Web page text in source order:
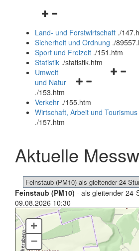
Navigationsmenü
und
schließen
Land- und Forstwirtschaft ./
Sicherheit und Ordnung ./
Sport und Freizeit ./151.htm
Statistik ./statistik.htm
Navigationsmenü
und
schließen
Umwelt
und Natur
./153.htm
Verkehr ./155.htm
Wirtschaft, Arbeit und Tourismus
./157.htm
Aktuelle
Feinstaub (PM10) - als gleitender 24-
09.08.2026 10:30
+
–